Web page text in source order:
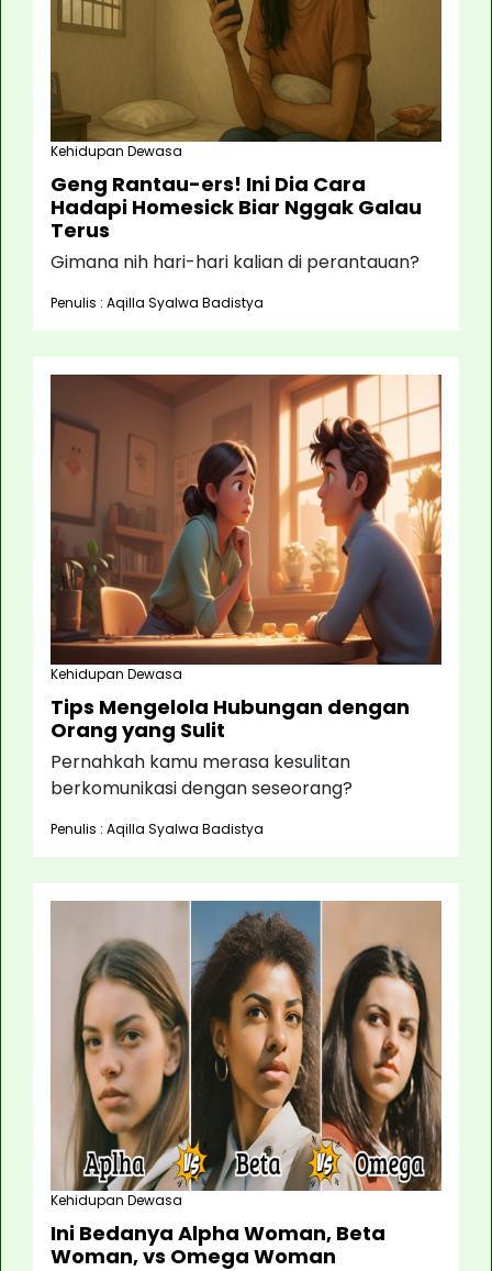
Kehidupan Dewasa
Geng Rantau-ers! Ini Dia Cara
Hadapi Homesick Biar Nggak Galau
Terus
Gimana nih hari-hari kalian di perantauan?
Penulis : Aqilla Syalwa Badistya
Kehidupan Dewasa
Tips Mengelola Hubungan dengan
Orang yang Sulit
Pernahkah kamu merasa kesulitan
berkomunikasi dengan seseorang?
Penulis : Aqilla Syalwa Badistya
Kehidupan Dewasa
Ini Bedanya Alpha Woman, Beta
Woman, vs Omega Woman